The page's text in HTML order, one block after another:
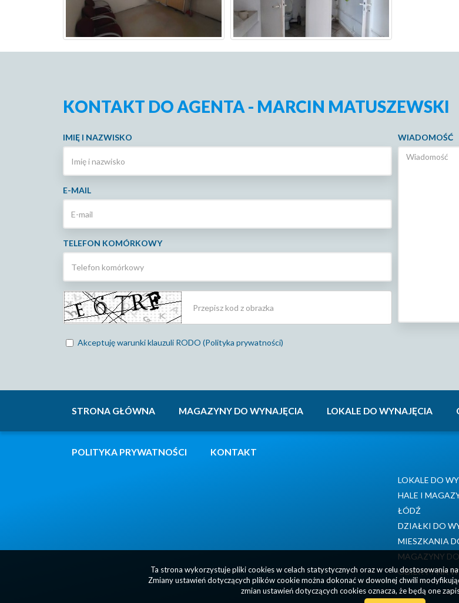
KONTAKT DO AGENTA - MARCIN MATUSZEWSKI
IMIĘ I NAZWISKO
E-MAIL
TELEFON KOMÓRKOWY
Akceptuję warunki klauzuli RODO (Polityka prywatności)
WIADOMOŚĆ
STRONA GŁÓWNA MAGAZYNY DO WYNAJĘCIA LOKALE DO WYNAJĘCIA
POLITYKA PRYWATNOŚCI KONTAKT
LOKALE DO
HALE I
ŁÓDŹ
DZIAŁKI DO
MIESZKANIA
MAGAZYNY
OBIEKTY NA
Ta strona wykorzystuje pliki cookies w celach statystycznych oraz w celu dostosowania
Zmiany ustawień dotyczących plików cookie można dokonać w dowolnej chwili
zmian ustawień dotyczących cookies oznacza, że będą one